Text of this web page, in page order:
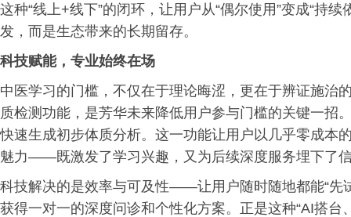
这种“线上+线下”的闭环，让用户从“偶尔使用”变成“持
发，而是生态带来的长期留存。
科技赋能，专业始终在场
中医学习的门槛，不仅在于理论晦涩，更在于辨证施治
质检测功能，是芳华未来降低用户参与门槛的关键一招
快速生成初步体质分析。这一功能让用户以几乎零成本
魅力——既激发了学习兴趣，又为后续深度服务埋下了
科技解决的是效率与可及性——让用户随时随地都能“先
获得一对一的深度问诊和个性化方案。正是这种“AI搭